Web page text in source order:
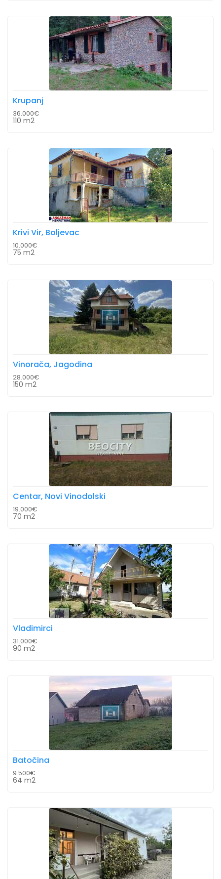
Krupanj
36.000€
110 m2
Krivi Vir, Boljevac
10.000€
75 m2
Vinorača, Jagodina
28.000€
150 m2
Centar, Novi Vinodolski
19.000€
70 m2
Vladimirci
31.000€
90 m2
Batočina
9.500€
64 m2